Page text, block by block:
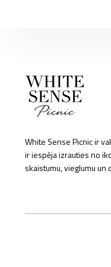
White Sense Picnic ir
ir iespēja izrauties no
skaistumu, vieglumu un